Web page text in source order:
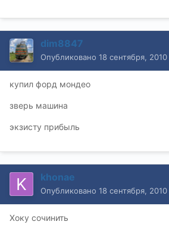
dim8847
Опубликовано 18 сентября, 2010
купил форд мондео
зверь машина
экзисту прибыль
khonae
Опубликовано 18 сентября, 2010
Хоку сочинить